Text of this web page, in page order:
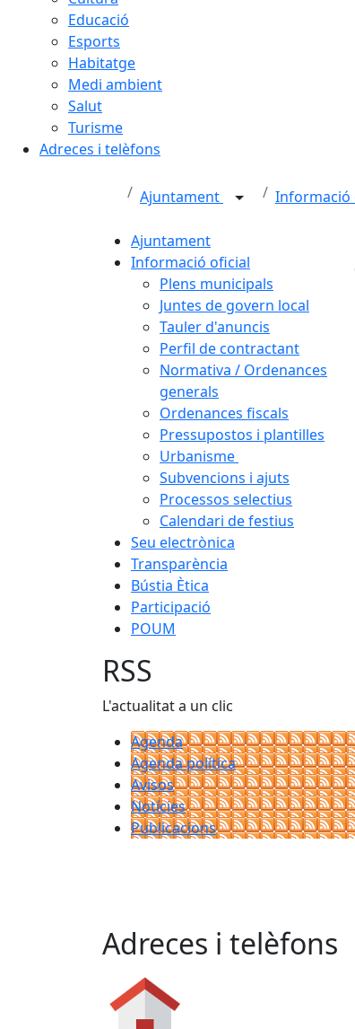
Educació
Esports
Habitatge
Medi ambient
Salut
Turisme
Adreces i telèfons
Ajuntament Informació
Ajuntament
Informació oficial
Plens municipals
Juntes de govern local
Tauler d'anuncis
Perfil de contractant
Normativa / Ordenances
generals
Ordenances fiscals
Pressupostos i plantilles
Urbanisme
Subvencions i ajuts
Processos selectius
Calendari de festius
Seu electrònica
Transparència
Bústia Ètica
Participació
POUM
RSS
L'actualitat a un clic
Agenda
Agenda política
Avisos
Notícies
Publicacions
Adreces i telèfons